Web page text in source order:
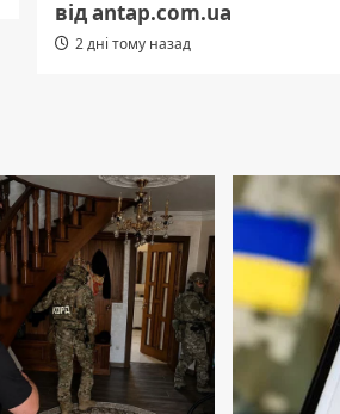
від antap.com.ua
2 дні тому назад